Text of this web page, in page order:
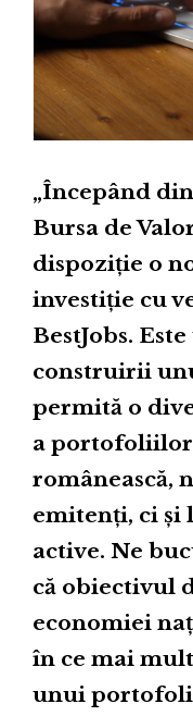
„Începând
Bursa de
dispoziție o
investiție cu
BestJobs.
construirii
permită o
a portofoliilor
românească,
emitenți, ci și
active. Ne
că obiectivul
economiei
în ce mai
unui